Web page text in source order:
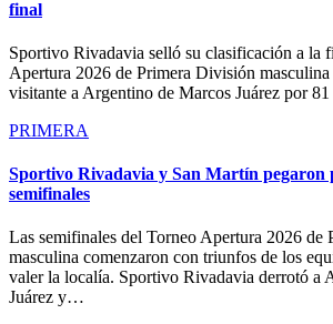
final
Sportivo Rivadavia selló su clasificación a la
Apertura 2026 de Primera División
visitante a Argentino de Marcos Juárez por
PRIMERA
Sportivo Rivadavia y San Martín pegaron
semifinales
Las semifinales del Torneo Apertura 2026 de
masculina comenzaron con triunfos de los
valer la localía. Sportivo Rivadavia derrotó a
Juárez y…